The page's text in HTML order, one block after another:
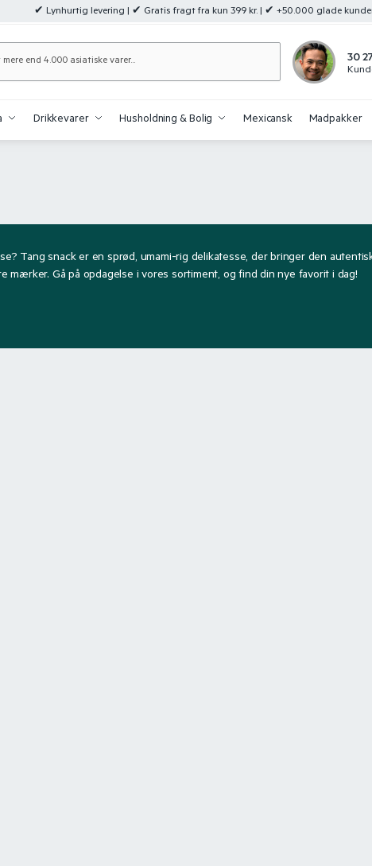
✔ Lynhurtig levering | ✔ Gratis fragt fra kun 399 kr. | ✔ +50.000 glade
30
Drikkevarer Husholdning & Bolig Mexicansk Madpakker
Tang snack er en sprød, umami-rig delikatesse, der bringer den
Gå på opdagelse i vores sortiment, og find din nye favorit i dag!